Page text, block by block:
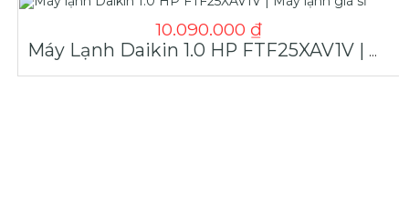
10.090.000 ₫
Máy Lạnh Daikin 1.0 HP FTF25XAV1V | Máy Lạnh Giá Sỉ